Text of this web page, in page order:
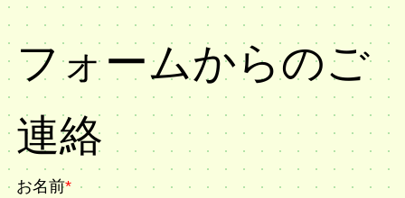
フォームからのご
連絡
お名前*